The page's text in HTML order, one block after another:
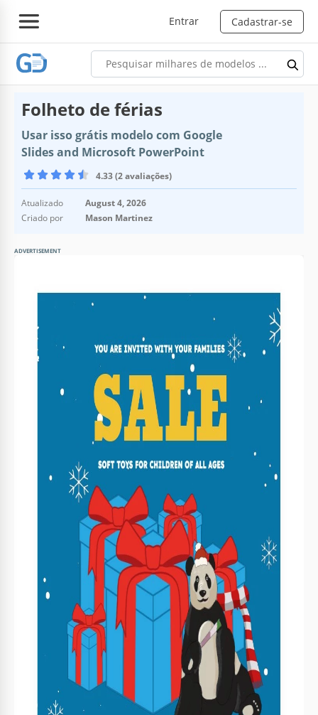
Entrar Cadastrar-se
Folheto de férias
Usar isso grátis modelo com Google
Slides and Microsoft PowerPoint
4.33 (2 avaliações)
Atualizado
August 4, 2026
Criado por
Mason Martinez
ADVERTISEMENT